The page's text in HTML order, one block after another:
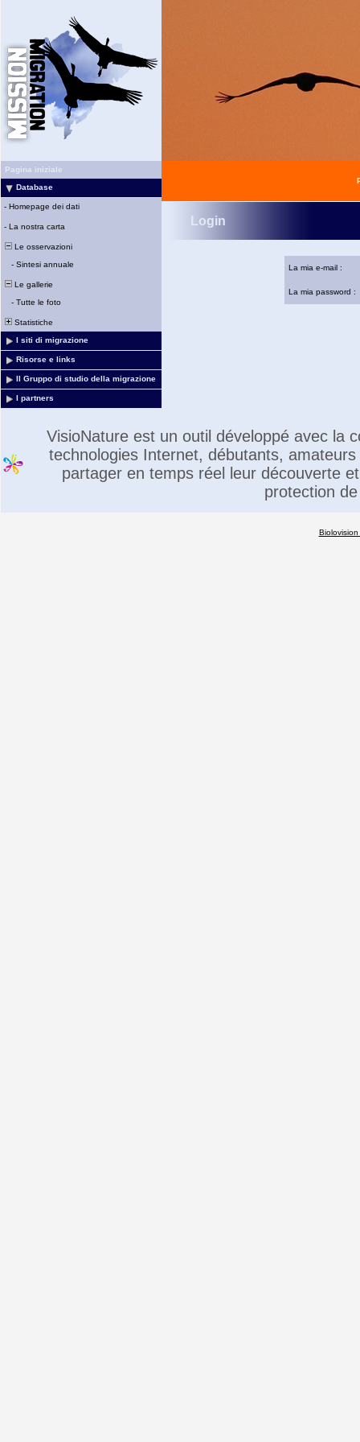
Pagina iniziale
Database
- Homepage dei dati
- La nostra carta
Le osservazioni
- Sintesi annuale
Le gallerie
- Tutte le foto
Statistiche
I siti di migrazione
Risorse e links
Il Gruppo di studio della migrazione
I partners
Login
La mia e-mail :
La mia password :
VisioNature est un outil développé avec la
technologies Internet, débutants,
partager en temps réel leur découverte
protection
Biolovision